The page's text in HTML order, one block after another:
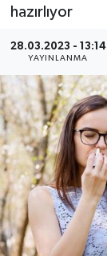
hazırlıyor
28.03.2023 - 13:14
YAYINLANMA
Süper Lig
Tüm
Son
Haber